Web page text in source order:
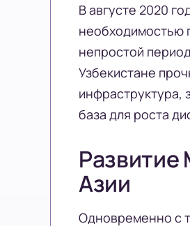
В августе 2020
необходимостью
непростой
Узбекистане
инфраструктура,
база для роста
Азии
Одновременно с